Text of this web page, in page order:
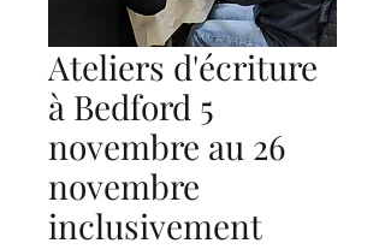
Ateliers d'écriture
à Bedford 5
novembre au 26
novembre
inclusivement